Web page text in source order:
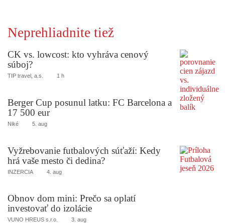
Neprehliadnite tiež
CK vs. lowcost: kto vyhráva cenový
súboj?
TIP travel, a.s. 1 h
Berger Cup posunul latku: FC Barcelona a
17 500 eur
Niké 5. aug
Vyžrebovanie futbalových súťaží: Kedy
hrá vaše mesto či dedina?
INZERCIA 4. aug
Obnov dom mini: Prečo sa oplatí
investovať do izolácie
VUNO HREUS s.r.o. 3. aug